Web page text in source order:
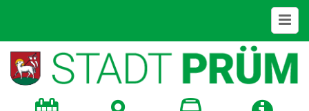
Leben in Prüm
Jugend + Familie